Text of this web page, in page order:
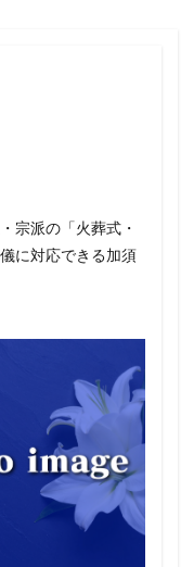
宗派の「火葬式・
に対応できる加須